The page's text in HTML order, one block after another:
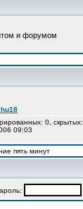
и форумом
0,
09:03
пять минут